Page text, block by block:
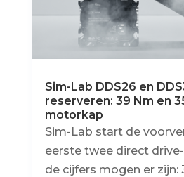
Sim-Lab DDS26 en
reserveren: 39 Nm en
motorkap
Sim-Lab start de
eerste twee direct
de cijfers mogen er zijn: